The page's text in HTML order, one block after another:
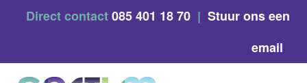
Direct contact085 401 18 70 | Stuur ons een
email